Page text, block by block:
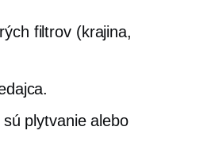
filtrov (krajina,
plytvanie alebo